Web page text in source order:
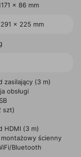
x 86 mm
x 225 mm
zasilający (3 m)
obsługi
szt)
HDMI (3 m)
ścienny
Bluetooth